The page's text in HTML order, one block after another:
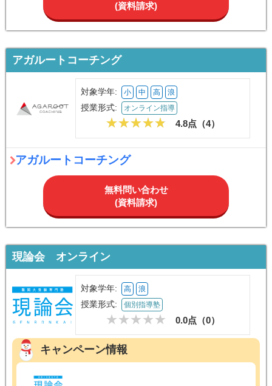
(資料請求)
アガルートコーチング
対象学年: 小 中 高 浪
授業形式: オンライン指導
4.8点（4）
アガルートコーチング
無料問い合わせ
(資料請求)
現論会 オンライン
対象学年: 高 浪
授業形式: 個別指導塾
0.0点（0）
キャンペーン情報